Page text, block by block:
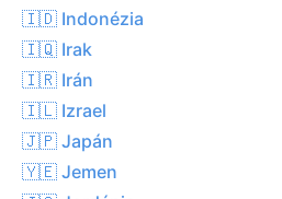
🇮🇩 Indonézia
🇮🇶 Irak
🇮🇷 Irán
🇮🇱 Izrael
🇯🇵 Japán
🇾🇪 Jemen